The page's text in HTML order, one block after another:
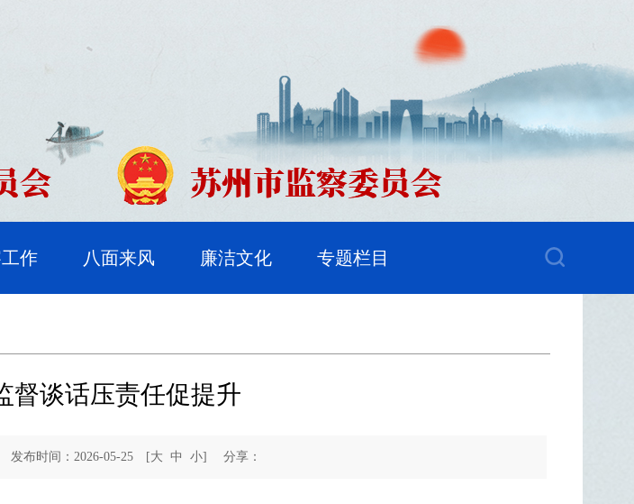
作 八面来风 廉洁文化 专题栏目
督谈话压责任促提升
布时间：2026-05-25 [大 中 小] 分享：